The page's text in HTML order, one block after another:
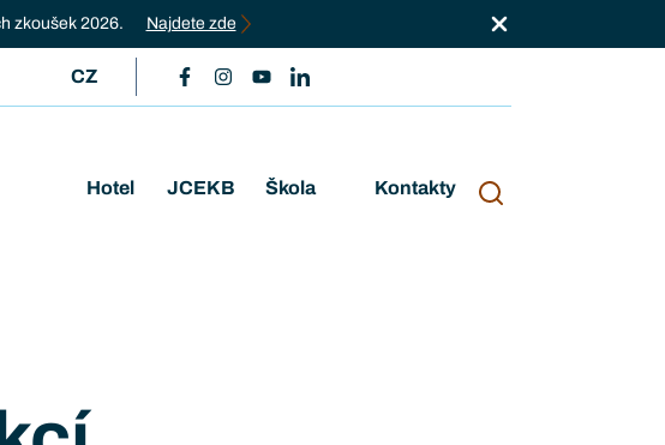
zkoušek 2026. Najdete zde
CZ
Hotel JCEKB Škola Kontakty